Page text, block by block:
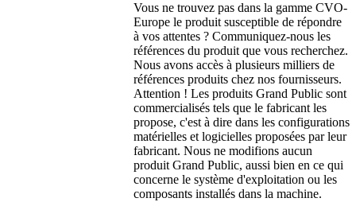
Vous ne trouvez pas dans la gamme CVO-
Europe le produit susceptible de répondre
à vos attentes ? Communiquez-nous les
références du produit que vous recherchez.
Nous avons accès à plusieurs milliers de
références produits chez nos fournisseurs.
Attention ! Les produits Grand Public sont
commercialisés tels que le fabricant les
propose, c'est à dire dans les configurations
matérielles et logicielles proposées par leur
fabricant. Nous ne modifions aucun
produit Grand Public, aussi bien en ce qui
concerne le système d'exploitation ou les
composants installés dans la machine.